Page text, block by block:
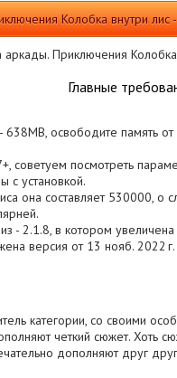
Колобка внутри
Приключения Колобка
Главные
638MB, освободите память
советуем посмотреть
с установкой.
она составляет 530000,
- 2.1.8, в котором увеличена
версия от 13 нояб. 2022
категории, со своими
четкий сюжет. Хоть
дополняют друг